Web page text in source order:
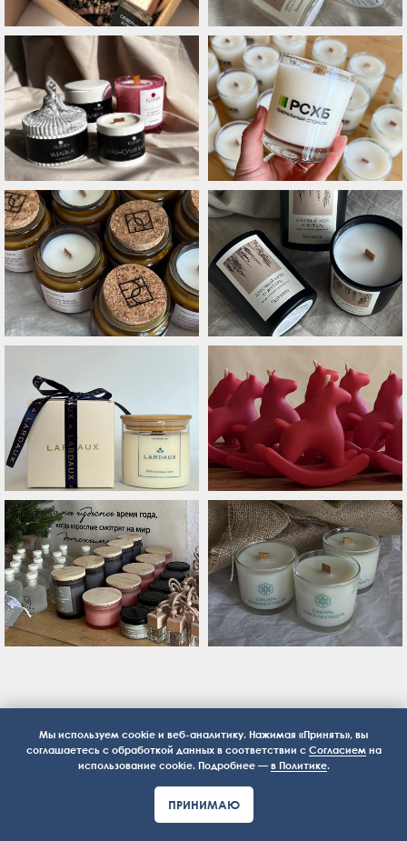
Пишите и мы подберем подходящие
варианты, воплотим индивидуальность
Мы используем cookie и веб-аналитику. Нажимая «Принять», вы
соглашаетесь с обработкой данных в соответствии с Согласиемна
использование cookie. Подробнее — в Политике.
ПРИНИМАЮ